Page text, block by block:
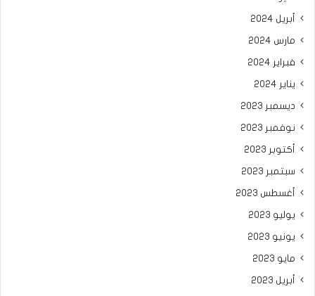
أبريل 2024
مارس 2024
فبراير 2024
يناير 2024
ديسمبر 2023
نوفمبر 2023
أكتوبر 2023
سبتمبر 2023
أغسطس 2023
يوليو 2023
يونيو 2023
مايو 2023
أبريل 2023